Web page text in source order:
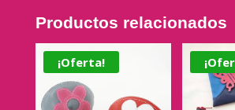
Productos relacionados
¡Oferta!